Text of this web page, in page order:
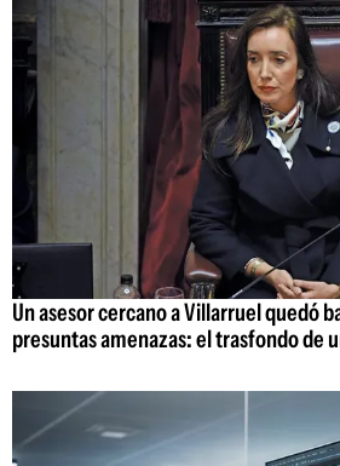
Un asesor cercano a Villarruel quedó
presuntas amenazas: el trasfondo de